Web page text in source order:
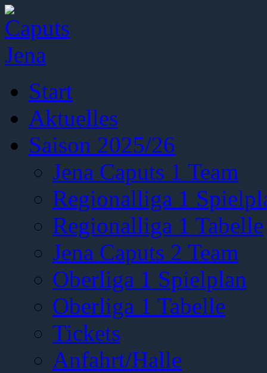
Start
Aktuelles
Saison 2025/26
Jena Caputs 1 Team
Regionalliga 1
Regionalliga 1 Tabelle
Jena Caputs 2 Team
Oberliga 1 Spielplan
Oberliga 1 Tabelle
Tickets
Anfahrt/Halle